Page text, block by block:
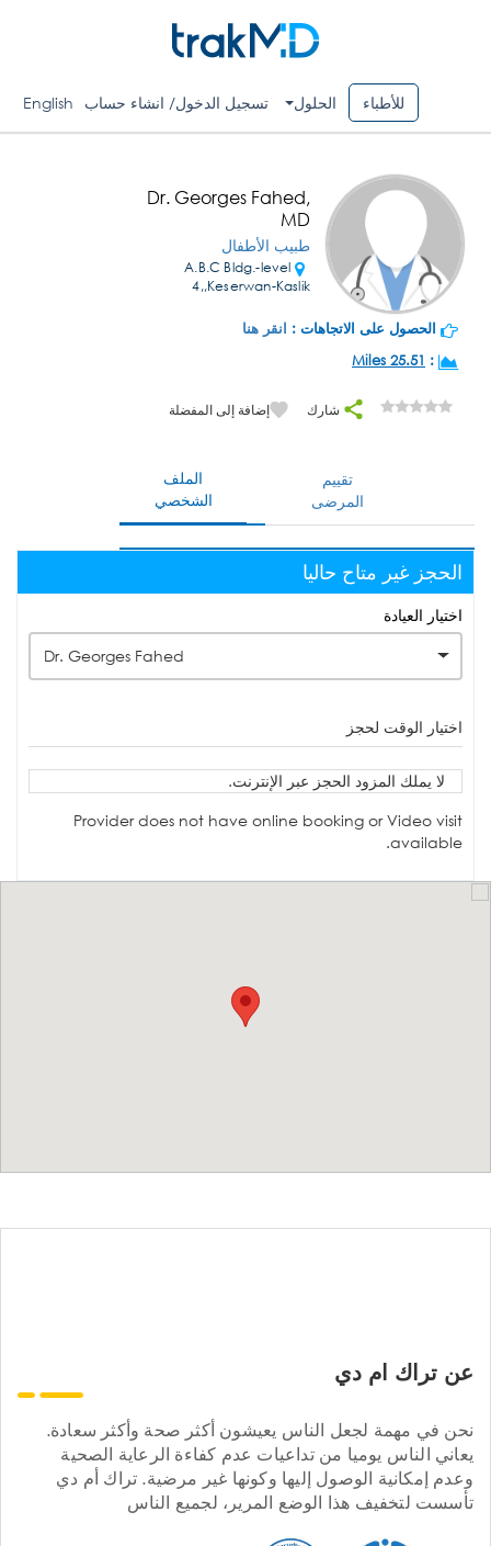
للأطباء الحلول تسجيل الدخول/ انشاء حساب English
Dr. Georges Fahed,
MD
طبيب الأطفال
A.B.C Bldg.-level
4,,Keserwan-Kaslik
الحصول على الاتجاهات : انقر هنا
:
25.51 Miles
شارك إضافة إلى المفضلة
الملف
الشخصي
تقييم
المرضى
الحجز غير متاح حاليا
اختيار العيادة
Dr. Georges Fahed
اختيار الوقت لحجز
لا يملك المزود الحجز عبر الإنترنت.
Provider does not have online booking or Video visit
available.
عن تراك ام دي
نحن في مهمة لجعل الناس يعيشون أكثر صحة وأكثر سعادة.
يعاني الناس يوميا من تداعيات عدم كفاءة الرعاية الصحية
وعدم إمكانية الوصول إليها وكونها غير مرضية. تراك أم دي
تأسست لتخفيف هذا الوضع المرير، لجميع الناس